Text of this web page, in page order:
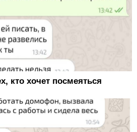
кто хочет посмеяться